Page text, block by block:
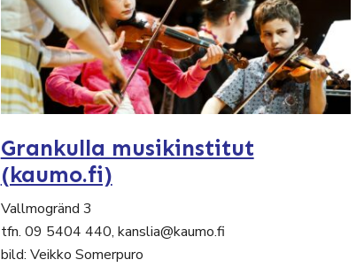
Grankulla musikinstitut
(kaumo.fi)
Vallmogränd 3
tfn. 09 5404 440, kanslia@kaumo.fi
bild: Veikko Somerpuro